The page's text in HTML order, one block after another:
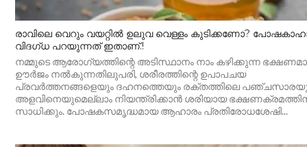
രാവിലെ വെറും വയറ്റിൽ ഉലുവ വെള്ളം കുടിക്കണോ?
വിദഗ്ധ പറയുന്നത് ഇതാണ്.!
നമ്മുടെ ആരോഗ്യത്തിന്റെ അടിസ്ഥാനം നാം കഴിക്കുന്ന
ഊർജം നൽകുന്നതിലുപരി, ശരീരത്തിന്റെ ഉപാപചയ
പ്രവർത്തനങ്ങളെയും ദഹനത്തെയും രക്തത്തിലെ
അളവിനെയുമെല്ലാം നിയന്ത്രിക്കാൻ ശരിയായ
സാധിക്കും. പോഷകസമൃദ്ധമായ ആഹാരം പ്രതിരോധശേഷി...